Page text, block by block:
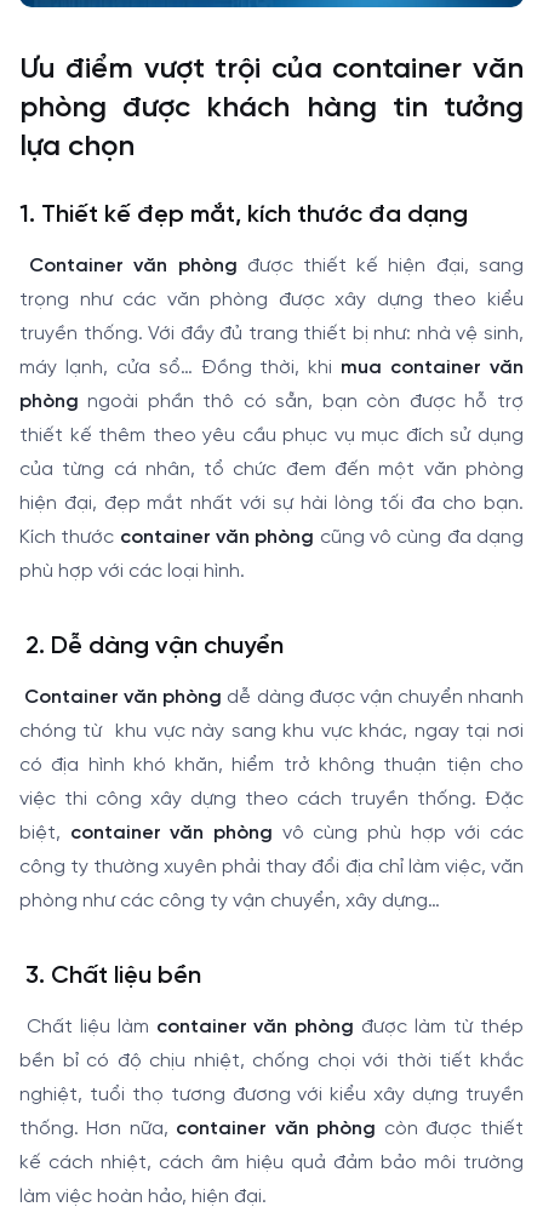
Ưu điểm vượt trội của container văn
phòng được khách hàng tin tưởng
lựa chọn
1. Thiết kế đẹp mắt, kích thước đa dạng
Container văn phòng được thiết kế hiện đại, sang
trọng như các văn phòng được xây dựng theo kiểu
truyền thống. Với đầy đủ trang thiết bị như: nhà vệ sinh,
máy lạnh, cửa sổ… Đồng thời, khi mua container văn
phòng ngoài phần thô có sẵn, bạn còn được hỗ trợ
thiết kế thêm theo yêu cầu phục vụ mục đích sử dụng
của từng cá nhân, tổ chức đem đến một văn phòng
hiện đại, đẹp mắt nhất với sự hài lòng tối đa cho bạn.
Kích thước container văn phòng cũng vô cùng đa dạng
phù hợp với các loại hình.
2. Dễ dàng vận chuyển
Container văn phòng dễ dàng được vận chuyển nhanh
chóng từ khu vực này sang khu vực khác, ngay tại nơi
có địa hình khó khăn, hiểm trở không thuận tiện cho
việc thi công xây dựng theo cách truyền thống. Đặc
biệt, container văn phòng vô cùng phù hợp với các
công ty thường xuyên phải thay đổi địa chỉ làm việc, văn
phòng như các công ty vận chuyển, xây dựng…
3. Chất liệu bền
Chất liệu làm container văn phòng được làm từ thép
bền bỉ có độ chịu nhiệt, chống chọi với thời tiết khắc
nghiệt, tuổi thọ tương đương với kiểu xây dựng truyền
thống. Hơn nữa, container văn phòng còn được thiết
kế cách nhiệt, cách âm hiệu quả đảm bảo môi trường
làm việc hoàn hảo, hiện đại.